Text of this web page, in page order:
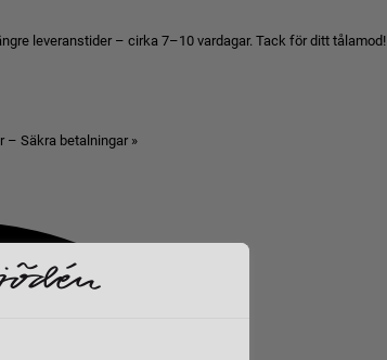
leveranstider – cirka 7–10 vardagar. Tack för ditt tålamod!
– Säkra betalningar »